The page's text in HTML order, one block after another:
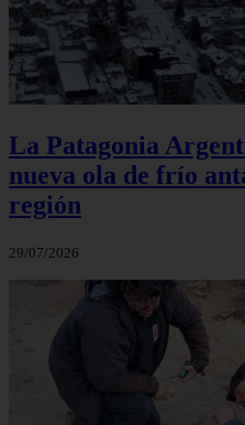
La Patagonia
nueva ola de frío
región
29/07/2026